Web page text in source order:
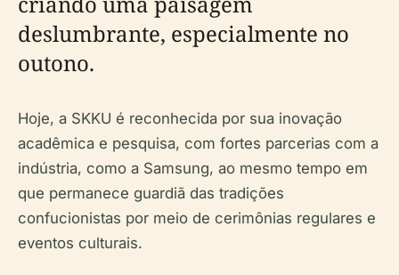
deslumbrante, especialmente no
outono.
Hoje, a SKKU é reconhecida por sua inovação
acadêmica e pesquisa, com fortes parcerias com a
indústria, como a Samsung, ao mesmo tempo em
que permanece guardiã das tradições
confucionistas por meio de cerimônias regulares e
eventos culturais.